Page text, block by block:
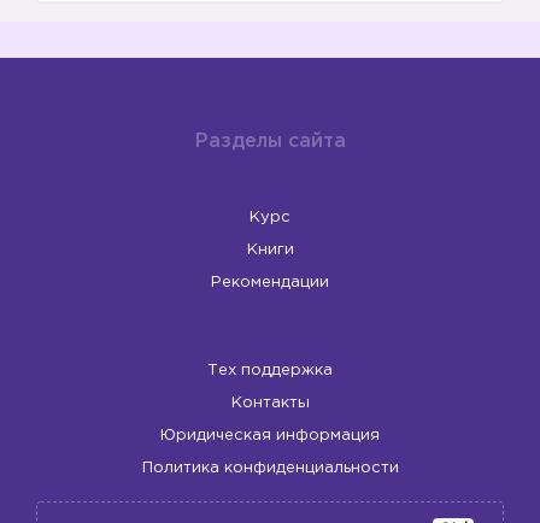
🖼️
Разделы сайта
Курс
Книги
Рекомендации
Тех поддержка
Контакты
Юридическая информация
Политика конфиденциальности